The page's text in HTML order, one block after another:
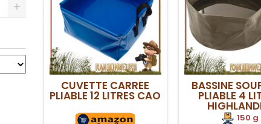
CUVETTE CARRÉE
PLIABLE 12 LITRES CAO
BASSINE
PLIABLE 4
150 g